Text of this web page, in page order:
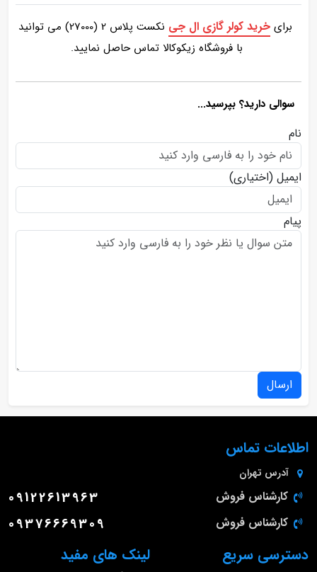
برایخرید کولر گازی ال جی
نکست پلاس 2 (27000) می توانید
با فروشگاه زیکوکالا تماس حاصل نمایید.
سوالی دارید؟ بپرسید...
نام
ایمیل (اختیاری)
پیام
ارسال
لینک های مفید دسترسی سریع
اطلاعات تماس
آدرس تهران
کارشناس فروش 09122613963
کارشناس فروش 09376669309